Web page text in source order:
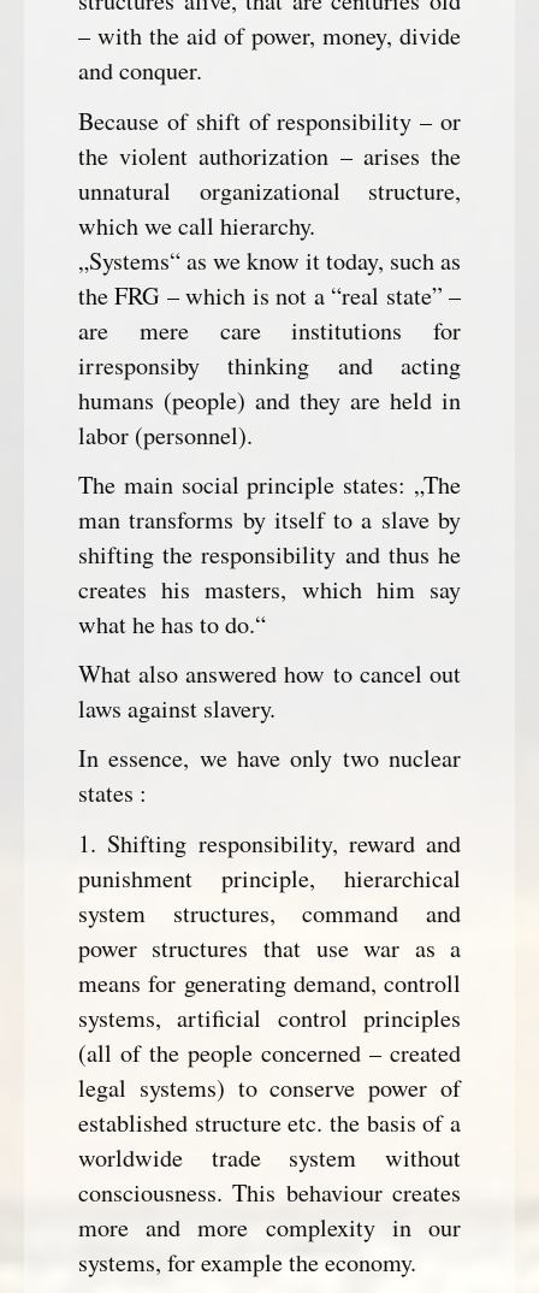
– with the aid of power, money, divide
and conquer.
Because of shift of responsibility – or
the violent authorization – arises the
unnatural organizational structure,
which we call hierarchy.
„Systems“ as we know it today, such as
the FRG – which is not a “real state” –
are mere care institutions for
irresponsiby thinking and acting
humans (people) and they are held in
labor (personnel).
The main social principle states: „The
man transforms by itself to a slave by
shifting the responsibility and thus he
creates his masters, which him say
what he has to do.“
What also answered how to cancel out
laws against slavery.
In essence, we have only two nuclear
states :
1. Shifting responsibility, reward and
punishment principle, hierarchical
system structures, command and
power structures that use war as a
means for generating demand, controll
systems, artificial control principles
(all of the people concerned – created
legal systems) to conserve power of
established structure etc. the basis of a
worldwide trade system without
consciousness. This behaviour creates
more and more complexity in our
systems, for example the economy.